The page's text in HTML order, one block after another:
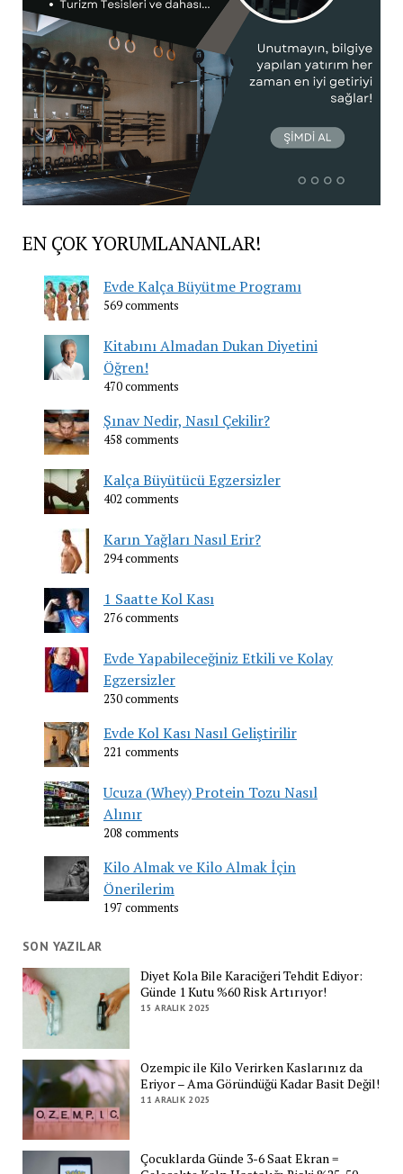
EN ÇOK YORUMLANANLAR!
Evde Kalça Büyütme Programı
569 comments
Kitabını Almadan Dukan Diyetini
Öğren!
470 comments
Şınav Nedir, Nasıl Çekilir?
458 comments
Kalça Büyütücü Egzersizler
402 comments
Karın Yağları Nasıl Erir?
294 comments
1 Saatte Kol Kası
276 comments
Evde Yapabileceğiniz Etkili ve Kolay
Egzersizler
230 comments
Evde Kol Kası Nasıl Geliştirilir
221 comments
Ucuza (Whey) Protein Tozu Nasıl
Alınır
208 comments
Kilo Almak ve Kilo Almak İçin
Önerilerim
197 comments
SON YAZILAR
Diyet Kola Bile Karaciğeri Tehdit Ediyor:
Günde 1 Kutu %60 Risk Artırıyor!
15 ARALIK 2025
Ozempic ile Kilo Verirken Kaslarınız da
Eriyor – Ama Göründüğü Kadar Basit Değil!
11 ARALIK 2025
Çocuklarda Günde 3-6 Saat Ekran =